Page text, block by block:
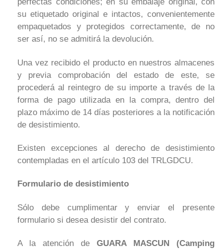
su etiquetado original e intactos, convenientemente
empaquetados y protegidos correctamente, de no
ser así, no se admitirá la devolución.
Una vez recibido el producto en nuestros almacenes
y previa comprobación del estado de este, se
procederá al reintegro de su importe a través de la
forma de pago utilizada en la compra, dentro del
plazo máximo de 14 días posteriores a la notificación
de desistimiento.
Existen excepciones al derecho de desistimiento
contempladas en el artículo 103 del TRLGDCU.
Formulario de desistimiento
Sólo debe cumplimentar y enviar el presente
formulario si desea desistir del contrato.
A la atención de GUARA MASCUN (Camping